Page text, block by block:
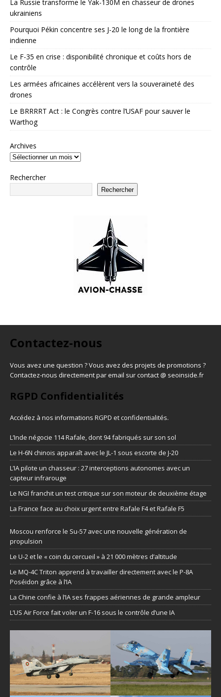
La Russie transforme le Yak-130M en chasseur de drones
ukrainiens
Pourquoi Pékin concentre ses J-20 le long de la frontière
indienne
Le F-35 en crise : disponibilité chronique et coûts hors de
contrôle
Les armées africaines accélèrent vers la souveraineté des
drones
Le BRRRRT Act : le Congrès contre l’USAF pour sauver le
Warthog
Archives
Rechercher
Rechercher
Contactez-nous
Vous avez une question ? Vous avez des projets de promotions ?
Contactez-nous directement par email sur contact @ seoinside.fr
RGPD Confidentialités
Accédez à nos informations RGPD et confidentialités.
L’Inde négocie 114 Rafale, dont 94 fabriqués sur son sol
Le H-6N chinois apparaît avec le JL-1 sous escorte de J-20
L’IA pilote un chasseur : 27 interceptions autonomes avec un
capteur infrarouge
Le NGI franchit un test critique sur son moteur de deuxième étage
La France face au choix urgent entre Rafale F4 et Rafale F5
Moscou renforce le Su-57 avec une nouvelle génération de
propulsion
Le U-2 et le « coin du cercueil » à 21 000 mètres d’altitude
Le MQ-4C Triton apprend à travailler directement avec le P-8A
Poséidon grâce à l’IA
La Chine confie à l’IA ses frappes aériennes de grande ampleur
L’US Air Force fait voler un F-16 sous le contrôle d’une IA